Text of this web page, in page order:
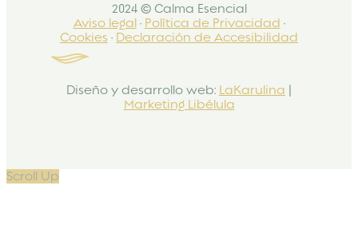
2024 © Calma Esencial
Aviso legal· Política de Privacidad ·
Cookies · Declaración de Accesibilidad
Diseño y desarrollo web: LaKarulina
Marketing Libélula
Scroll Up